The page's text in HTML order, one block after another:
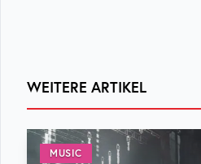
WEITERE ARTIKEL
MUSIC